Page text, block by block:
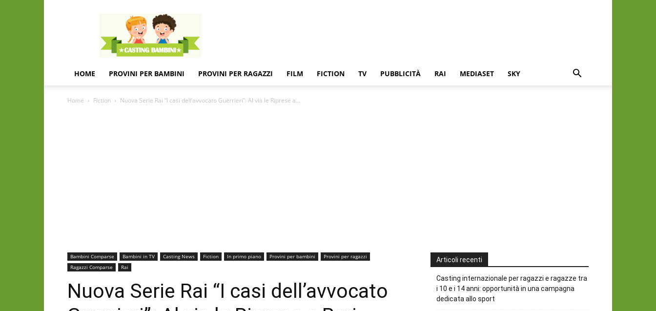
Casting
e
provini
per
bambini
e
HOME PROVINI PER BAMBINI PROVINI PER RAGAZZI FILM FICTION TV PUBBLICITÀ RAI MEDIASET SKY
Home Fiction Nuova Serie Rai “I casi dell’avvocato Guerrieri”: Al via le Riprese a...
Bambini Comparse Bambini in TV Casting News Fiction In primo piano Provini per bambini
Provini per ragazzi
Ragazzi Comparse
Rai
Nuova Serie Rai “I casi dell’avvocato
Articoli recenti
Casting internazionale per ragazzi e ragazze tra
i 10 e i 14 anni: opportunità in una campagna
dedicata allo sport